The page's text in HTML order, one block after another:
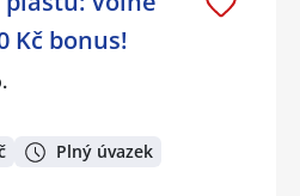
Kč bonus!
Plný úvazek